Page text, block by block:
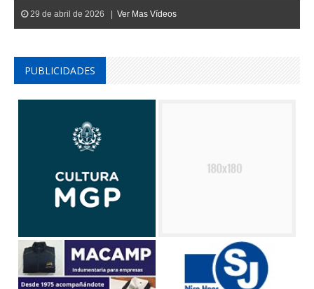
29 de abril de 2026 | Ver Mas Vídeos
PUBLICIDADES